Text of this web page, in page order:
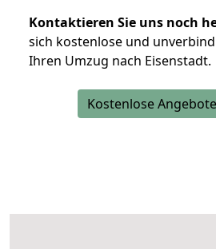
Kontaktieren Sie uns noch
sich kostenlose und
Ihren Umzug nach Eisenstadt.
Kostenlose